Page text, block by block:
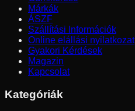
Márkák
ÁSZF
Szállítási Információk
Online elállási nyilatkozat
Gyakori Kérdések
Magazin
Kapcsolat
Kategóriák